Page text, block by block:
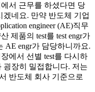
서 근무를 하셨다면 당
겠네요. 만약 반도체 기업
engineer (AE)직무
제품의 test를 test engr가
AE engr가 담당하니까요.
에서 선별 test를 다시하
굉장히 밀접합니다. 저는
반도체 회사 기준으로